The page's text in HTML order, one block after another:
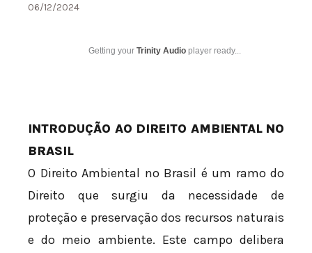
06/12/2024
Getting your Trinity Audio player ready...
INTRODUÇÃO AO DIREITO AMBIENTAL NO
BRASIL
O Direito Ambiental no Brasil é um ramo do
Direito que surgiu da necessidade de
proteção e preservação dos recursos naturais
e do meio ambiente. Este campo delibera